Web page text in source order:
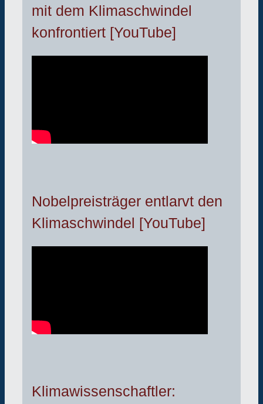
mit dem Klimaschwindel
konfrontiert [YouTube]
Nobelpreisträger entlarvt den
Klimaschwindel [YouTube]
Klimawissenschaftler: